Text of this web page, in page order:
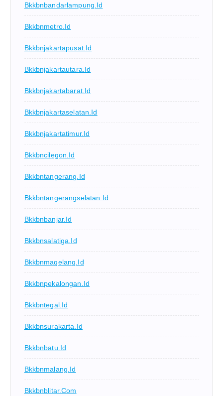
Bkkbnbandarlampung.id
Bkkbnmetro.id
Bkkbnjakartapusat.id
Bkkbnjakartautara.id
Bkkbnjakartabarat.id
Bkkbnjakartaselatan.id
Bkkbnjakartatimur.id
Bkkbncilegon.id
Bkkbntangerang.id
Bkkbntangerangselatan.id
Bkkbnbanjar.id
Bkkbnsalatiga.id
Bkkbnmagelang.id
Bkkbnpekalongan.id
Bkkbntegal.id
Bkkbnsurakarta.id
Bkkbnbatu.id
Bkkbnmalang.id
Bkkbnblitar.com